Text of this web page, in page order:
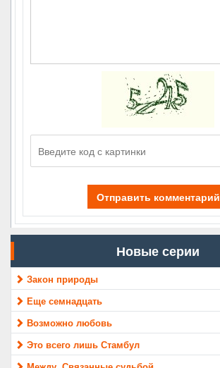
Отправить комментарий
Новые серии
Закон природы
Еще семнадцать
Возможно любовь
Это всего лишь Стамбул